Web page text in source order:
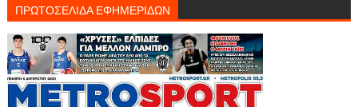
ΠΡΩΤΟΣΕΛΙΔΑ ΕΦΗΜΕΡΙΔΩΝ